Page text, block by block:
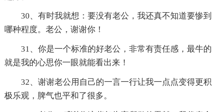
30、有时我就想：要没有老公，我还真不知道要惨到
哪种程度。老公，谢谢你！
31、你是一个标准的好老公，非常有责任感，最牛的
就是我的心思你一眼就能看出来！
32、谢谢老公用自己的一言一行让我一点点变得更积
极乐观，脾气也平和了很多。